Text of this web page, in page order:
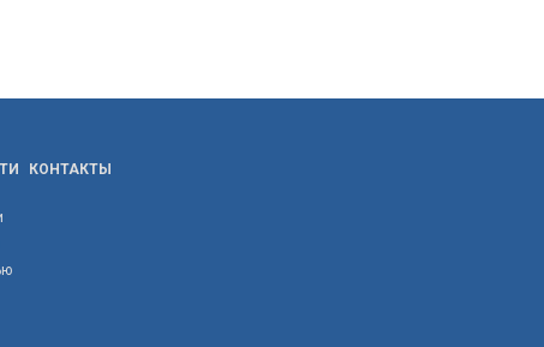
КОНТАКТЫ